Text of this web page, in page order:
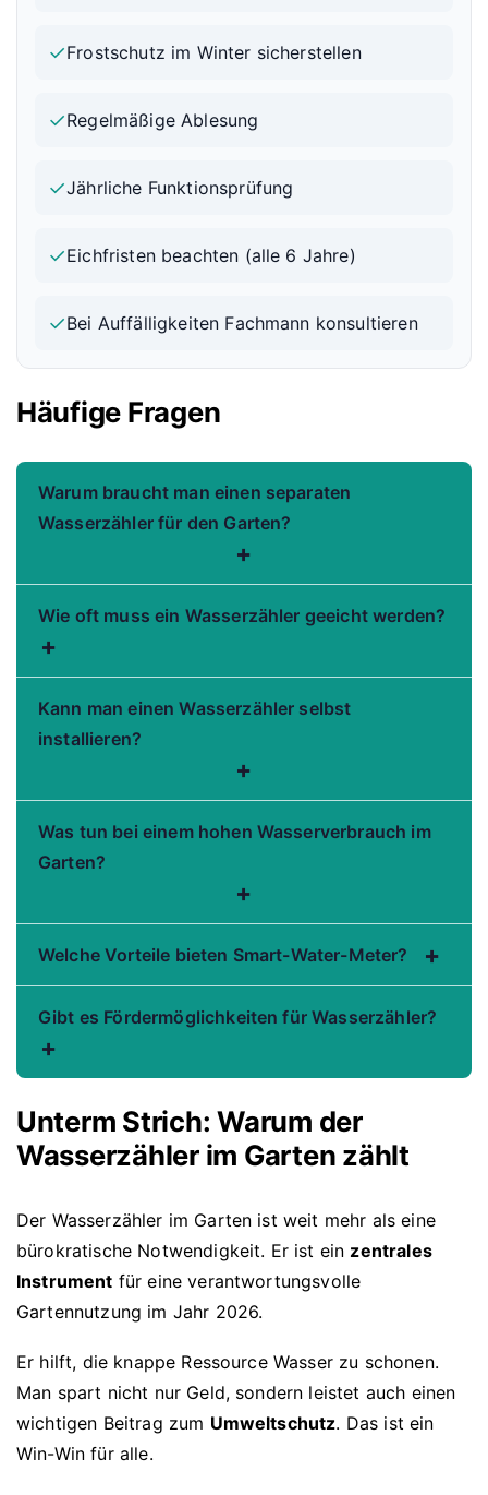
✓Frostschutz im Winter sicherstellen
✓Regelmäßige Ablesung
✓Jährliche Funktionsprüfung
✓Eichfristen beachten (alle 6 Jahre)
✓Bei Auffälligkeiten Fachmann konsultieren
Häufige Fragen
Warum braucht man einen separaten
Wasserzähler für den Garten?
+
Wie oft muss ein Wasserzähler geeicht werden?
+
Kann man einen Wasserzähler selbst
installieren?
+
Was tun bei einem hohen Wasserverbrauch im
Garten?
+
Welche Vorteile bieten Smart-Water-Meter? +
Gibt es Fördermöglichkeiten für Wasserzähler?
+
Unterm Strich: Warum der
Wasserzähler im Garten zählt
Der Wasserzähler im Garten ist weit mehr als eine
bürokratische Notwendigkeit. Er ist ein zentrales
Instrument für eine verantwortungsvolle
Gartennutzung im Jahr 2026.
Er hilft, die knappe Ressource Wasser zu schonen.
Man spart nicht nur Geld, sondern leistet auch einen
wichtigen Beitrag zum Umweltschutz. Das ist ein
Win-Win für alle.